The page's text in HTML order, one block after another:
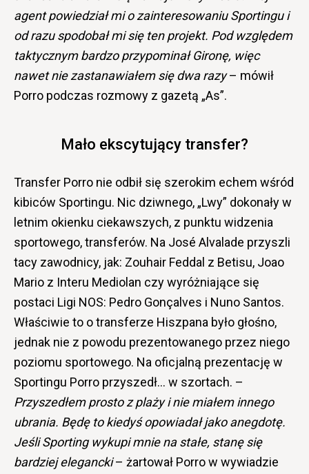
agent powiedział mi o zainteresowaniu Sportingu i
od razu spodobał mi się ten projekt. Pod względem
taktycznym bardzo przypominał Gironę, więc
nawet nie zastanawiałem się dwa razy– mówił
Porro podczas rozmowy z gazetą „As”.
Mało ekscytujący transfer?
Transfer Porro nie odbił się szerokim echem wśród
kibiców Sportingu. Nic dziwnego, „Lwy” dokonały w
letnim okienku ciekawszych, z punktu widzenia
sportowego, transferów. Na José Alvalade przyszli
tacy zawodnicy, jak: Zouhair Feddal z Betisu, Joao
Mario z Interu Mediolan czy wyróżniające się
postaci Ligi NOS: Pedro Gonçalves i Nuno Santos.
Właściwie to o transferze Hiszpana było głośno,
jednak nie z powodu prezentowanego przez niego
poziomu sportowego. Na oficjalną prezentację w
Sportingu Porro przyszedł… w szortach. –
Przyszedłem prosto z plaży i nie miałem innego
ubrania. Będę to kiedyś opowiadał jako anegdotę.
Jeśli Sporting wykupi mnie na stałe, stanę się
bardziej elegancki– żartował Porro w wywiadzie